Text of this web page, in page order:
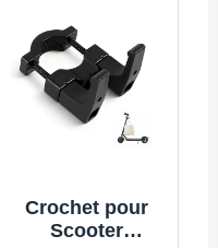
Crochet pour
Scooter